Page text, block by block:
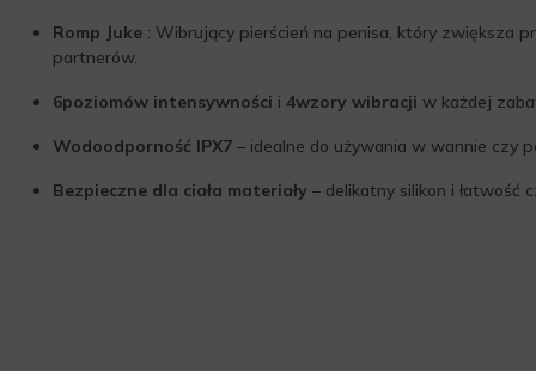
Romp Juke : Wibrujący pierścień na penisa, który zwiększa
partnerów.
6poziomów intensywności i 4wzory wibracji w każdej
Wodoodporność IPX7 – idealne do używania w wannie czy
Bezpieczne dla ciała materiały – delikatny silikon i łatwość